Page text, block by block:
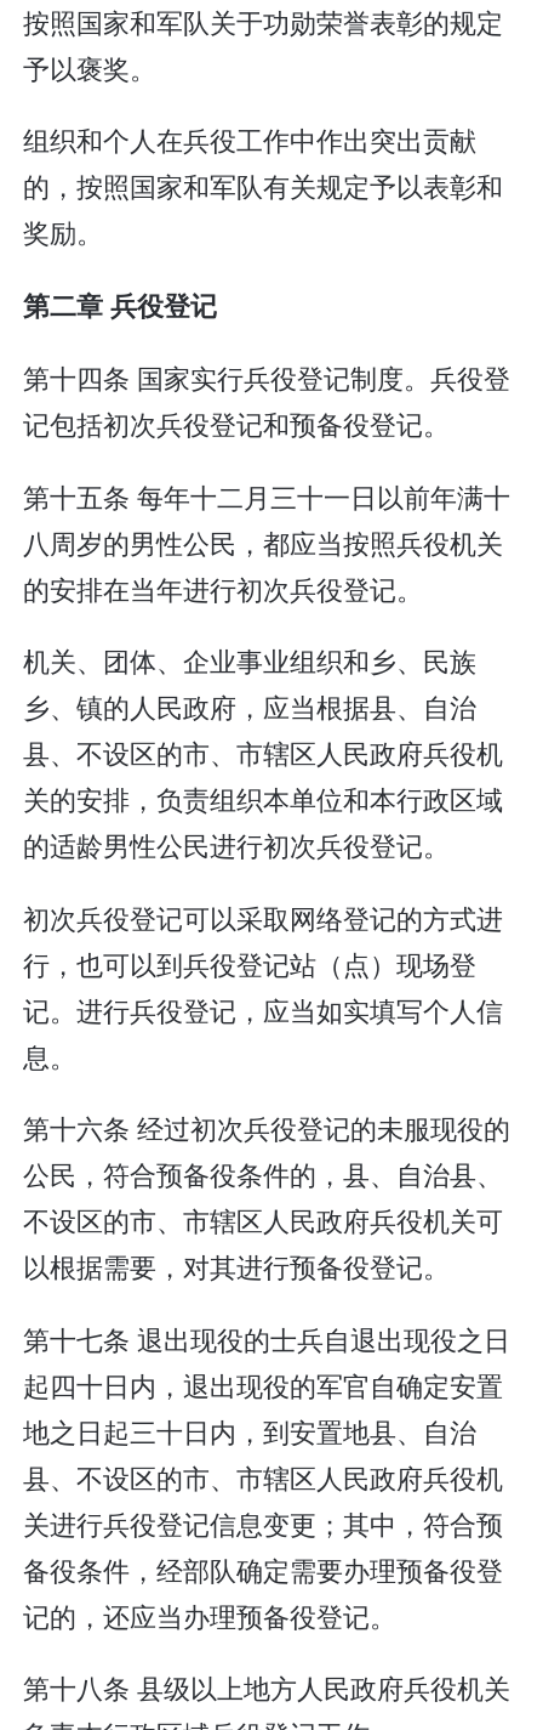
按照国家和军队关于功勋荣誉表彰的规定
予以褒奖。
组织和个人在兵役工作中作出突出贡献
的，按照国家和军队有关规定予以表彰和
奖励。
第二章 兵役登记
第十四条 国家实行兵役登记制度。兵役登
记包括初次兵役登记和预备役登记。
第十五条 每年十二月三十一日以前年满十
八周岁的男性公民，都应当按照兵役机关
的安排在当年进行初次兵役登记。
机关、团体、企业事业组织和乡、民族
乡、镇的人民政府，应当根据县、自治
县、不设区的市、市辖区人民政府兵役机
关的安排，负责组织本单位和本行政区域
的适龄男性公民进行初次兵役登记。
初次兵役登记可以采取网络登记的方式进
行，也可以到兵役登记站（点）现场登
记。进行兵役登记，应当如实填写个人信
息。
第十六条 经过初次兵役登记的未服现役的
公民，符合预备役条件的，县、自治县、
不设区的市、市辖区人民政府兵役机关可
以根据需要，对其进行预备役登记。
第十七条 退出现役的士兵自退出现役之日
起四十日内，退出现役的军官自确定安置
地之日起三十日内，到安置地县、自治
县、不设区的市、市辖区人民政府兵役机
关进行兵役登记信息变更；其中，符合预
备役条件，经部队确定需要办理预备役登
记的，还应当办理预备役登记。
第十八条 县级以上地方人民政府兵役机关